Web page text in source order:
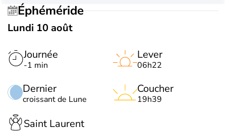
Éphéméride
Lundi 10 août
Journée
-1 min
Dernier
croissant de Lune
Lever
06h22
Coucher
19h39
Saint Laurent